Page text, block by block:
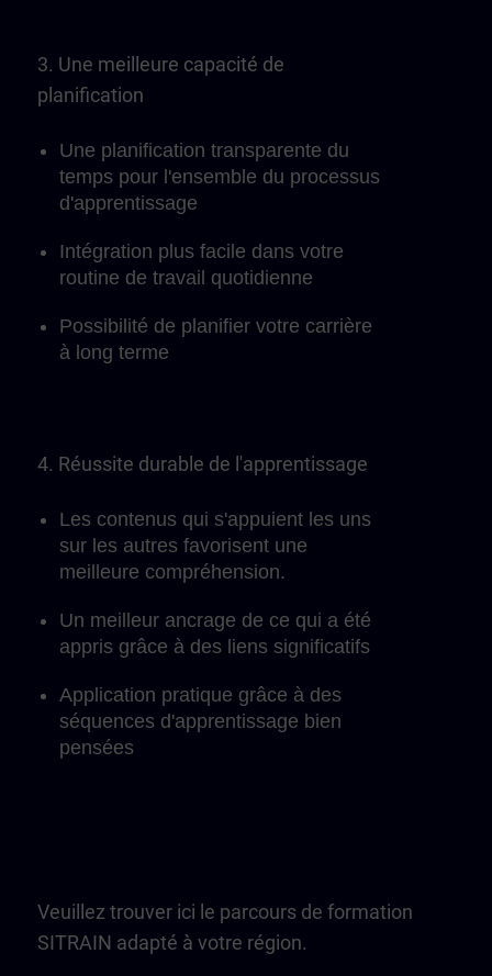
3. Une meilleure capacité de
planification
Une planification transparente du
temps pour l'ensemble du processus
d'apprentissage
Intégration plus facile dans votre
routine de travail quotidienne
Possibilité de planifier votre carrière
à long terme
4. Réussite durable de l'apprentissage
Les contenus qui s'appuient les uns
sur les autres favorisent une
meilleure compréhension.
Un meilleur ancrage de ce qui a été
appris grâce à des liens significatifs
Application pratique grâce à des
séquences d'apprentissage bien
pensées
Veuillez trouver ici le parcours de formation
SITRAIN adapté à votre région.